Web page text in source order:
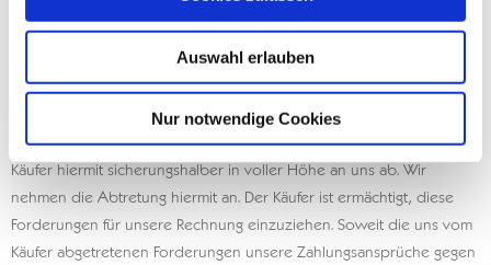
Auswahl erlauben
Nur notwendige Cookies
Waren unser Eigentum und in unserem unmittelbaren Eigenbesitz.
Der Käufer darf die Waren für uns bis zu dem von uns hiermit
zugelassenen Verkauf im ordnungsgemäßen Geschäftsgang
verwahren. Er ist nicht berechtigt, die Waren an Dritte zu verpfänden
oder zur Sicherung zu übereignen. Die ihm aus der
Weiterveräußerung gegen Dritte zustehenden Forderungen tritt der
Käufer hiermit sicherungshalber in voller Höhe an uns ab. Wir
nehmen die Abtretung hiermit an. Der Käufer ist ermächtigt, diese
Forderungen für unsere Rechnung einzuziehen. Soweit die uns vom
Käufer abgetretenen Forderungen unsere Zahlungsansprüche gegen